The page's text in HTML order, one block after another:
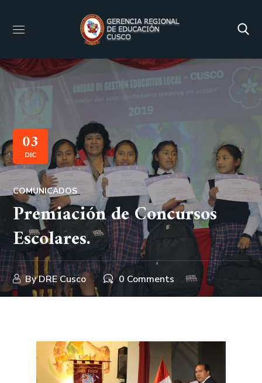
03
DIC
COMUNICADOS
Premiación de Concursos
Escolares.
ByDRE Cusco 0 Comments